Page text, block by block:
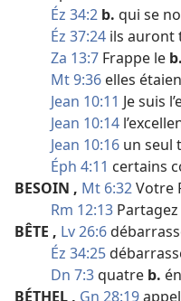
Éz 34:2 b. qui se
Éz 37:24 ils auront
Za 13:7 Frappe le b.
Mt 9:36 elles
Jean 10:11 Je suis
Jean 10:14
Jean 10:16 un seul
Éph 4:11 certains
BESOIN , Mt 6:32Votre
Rm 12:13
BÊTE , Lv 26:6
Éz 34:25
Dn 7:3quatre b.
BÉTHEL , Gn 28:19